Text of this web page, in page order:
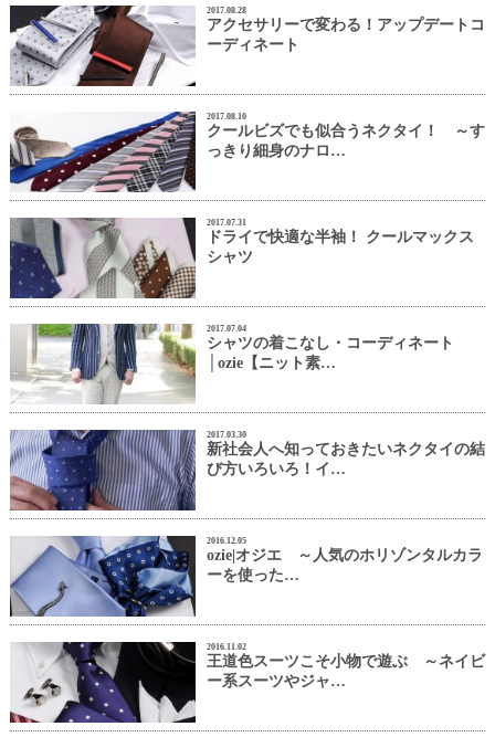
2017.08.28
アクセサリーで変わる！アップデートコ
ーディネート
2017.08.10
クールビズでも似合うネクタイ！ ～す
っきり細身のナロ…
2017.07.31
ドライで快適な半袖！ クールマックス
シャツ
2017.07.04
シャツの着こなし・コーディネート
│ozie【ニット素…
2017.03.30
新社会人へ知っておきたいネクタイの結
び方いろいろ！イ…
2016.12.05
ozie|オジエ ～人気のホリゾンタルカラ
ーを使った…
2016.11.02
王道色スーツこそ小物で遊ぶ ～ネイビ
ー系スーツやジャ…